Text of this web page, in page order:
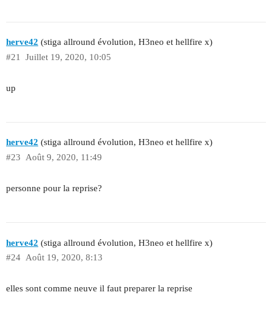
herve42 (stiga allround évolution, H3neo et hellfire x)
Juillet 19, 2020, 10:05
#21
up
herve42 (stiga allround évolution, H3neo et hellfire x)
Août 9, 2020, 11:49
#23
personne pour la reprise?
herve42 (stiga allround évolution, H3neo et hellfire x)
Août 19, 2020, 8:13
#24
elles sont comme neuve il faut preparer la reprise